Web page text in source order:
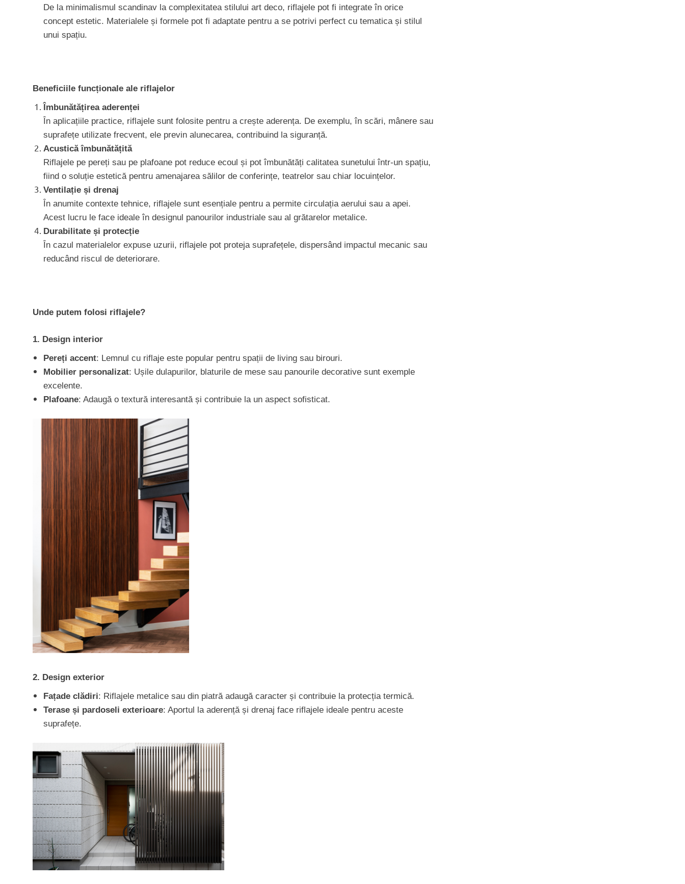
De la minimalismul scandinav la complexitatea stilului art deco, riflajele pot fi integrate în orice
concept estetic. Materialele și formele pot fi adaptate pentru a se potrivi perfect cu tematica și stilul
unui spațiu.
Beneficiile funcționale ale riflajelor
Îmbunătățirea aderenței
În aplicațiile practice, riflajele sunt folosite pentru a crește aderența. De exemplu, în scări, mânere sau
suprafețe utilizate frecvent, ele previn alunecarea, contribuind la siguranță.
Acustică îmbunătățită
Riflajele pe pereți sau pe plafoane pot reduce ecoul și pot îmbunătăți calitatea sunetului într-un spațiu,
fiind o soluție estetică pentru amenajarea sălilor de conferințe, teatrelor sau chiar locuințelor.
Ventilație și drenaj
În anumite contexte tehnice, riflajele sunt esențiale pentru a permite circulația aerului sau a apei.
Acest lucru le face ideale în designul panourilor industriale sau al grătarelor metalice.
Durabilitate și protecție
În cazul materialelor expuse uzurii, riflajele pot proteja suprafețele, dispersând impactul mecanic sau
reducând riscul de deteriorare.
Unde putem folosi riflajele?
1. Design interior
Pereți accent: Lemnul cu riflaje este popular pentru spații de living sau birouri.
Mobilier personalizat: Ușile dulapurilor, blaturile de mese sau panourile decorative sunt exemple
excelente.
Plafoane: Adaugă o textură interesantă și contribuie la un aspect sofisticat.
2. Design exterior
Fațade clădiri: Riflajele metalice sau din piatră adaugă caracter și contribuie la protecția termică.
Terase și pardoseli exterioare: Aportul la aderență și drenaj face riflajele ideale pentru aceste
suprafețe.